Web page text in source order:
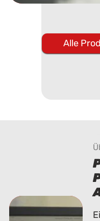
Alle